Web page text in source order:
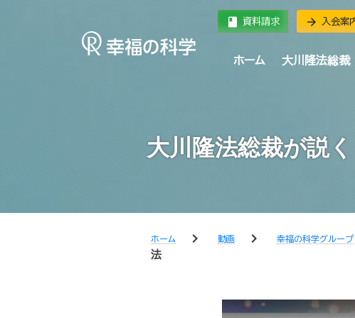
book 資料請求 arrow_forward 入会案
ホーム 大川隆法総裁
大川隆法総裁が説
ホーム chevron_right 動画 chevron_right 幸福の科学グループ
法